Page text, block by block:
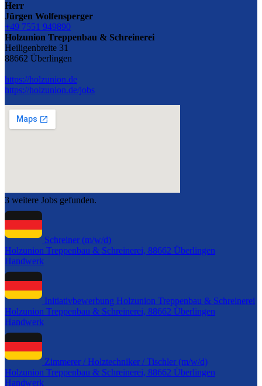
Herr
Jürgen Wolfensperger
+49 7551 949890
Holzunion Treppenbau & Schreinerei
Heiligenbreite 31
88662 Überlingen
https://holzunion.de
https://holzunion.de/jobs
3 weitere Jobs gefunden.
Schreiner (m/w/d)
Holzunion Treppenbau & Schreinerei, 88662 Überlingen
Handwerk
Initiativbewerbung Holzunion Treppenbau & Schreinerei
Holzunion Treppenbau & Schreinerei, 88662 Überlingen
Handwerk
Zimmerer / Holztechniker / Tischler (m/w/d)
Holzunion Treppenbau & Schreinerei, 88662 Überlingen
Handwerk